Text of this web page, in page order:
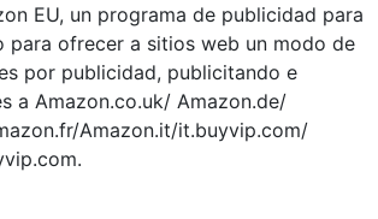
EU, un programa de publicidad para
para ofrecer a sitios web un modo de
por publicidad, publicitando e
a Amazon.co.uk/ Amazon.de/
Amazon.it/it.buyvip.com/